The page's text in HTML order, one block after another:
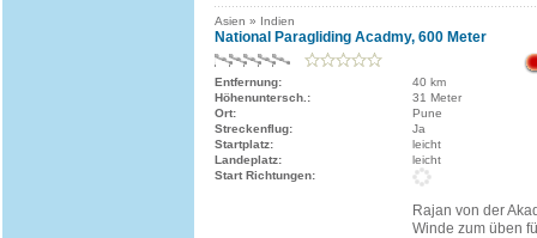
Asien » Indien
National Paragliding Acadmy, 600 Meter
Entfernung:
40 km
Höhenuntersch.:
31 Meter
Ort:
Pune
Streckenflug:
Ja
Startplatz:
leicht
Landeplatz:
leicht
Start Richtungen:
Rajan von der
Winde zum üben